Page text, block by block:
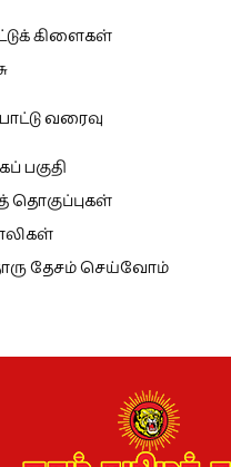
கிளைகள்
வரைவு
பகுதி
தொகுப்புகள்
தேசம் செய்வோம்